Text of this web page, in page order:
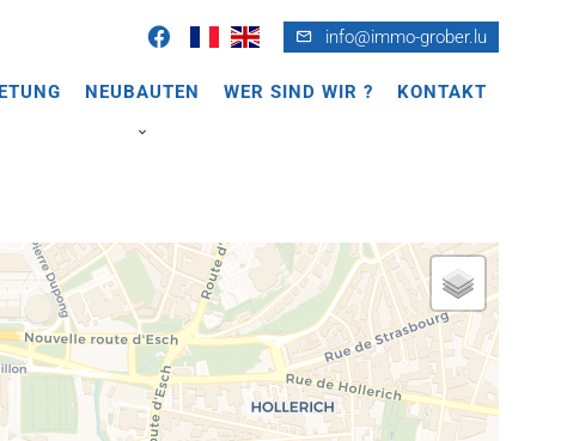
info@immo-grober.lu
NEUBAUTEN WER SIND WIR ? KONTAKT